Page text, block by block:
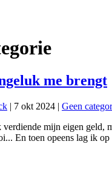
me brengt
| 7 okt 2024 | Geen
verdiende mijn eigen geld,
En toen opeens lag ik op